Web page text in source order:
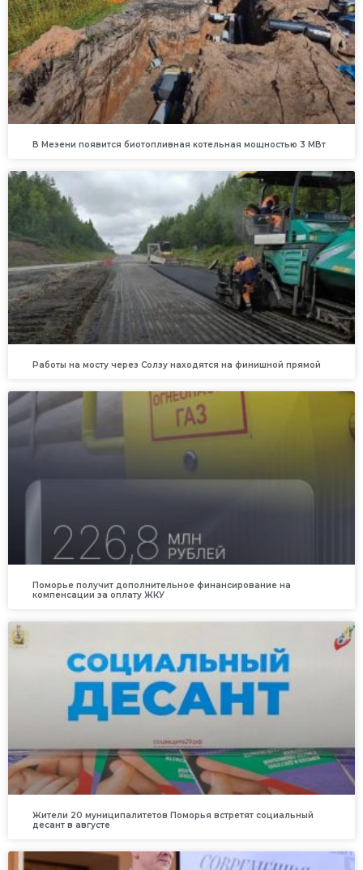
В Мезени появится биотопливная котельная мощностью 3 МВт
Работы на мосту через Солзу находятся на финишной прямой
Поморье получит дополнительное финансирование на
компенсации за оплату ЖКУ
Жители 20 муниципалитетов Поморья встретят социальный
десант в августе